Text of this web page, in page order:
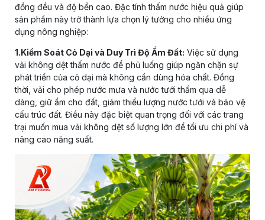
đồng đều và độ bền cao. Đặc tính thấm nước hiệu quả giúp
sản phẩm này trở thành lựa chọn lý tưởng cho nhiều ứng
dụng nông nghiệp:
1.Kiểm Soát Cỏ Dại và Duy Trì Độ Ẩm Đất: Việc sử dụng
vải không dệt thấm nước để phủ luống giúp ngăn chặn sự
phát triển của cỏ dại mà không cần dùng hóa chất. Đồng
thời, vải cho phép nước mưa và nước tưới thấm qua dễ
dàng, giữ ẩm cho đất, giảm thiểu lượng nước tưới và bảo vệ
cấu trúc đất. Điều này đặc biệt quan trọng đối với các trang
trại muốn mua vải không dệt số lượng lớn để tối ưu chi phí và
nâng cao năng suất.